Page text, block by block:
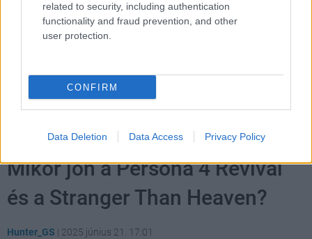
related to security, including authentication
functionality and fraud prevention, and other
user protection.
CONFIRM
Data Deletion Data Access Privacy Policy
#sega #eladási adatok
Mikor jön a Persona 4 Revival
és a Stranger Than Heaven?
Hunter_GS | 2025 június 21. 17:01